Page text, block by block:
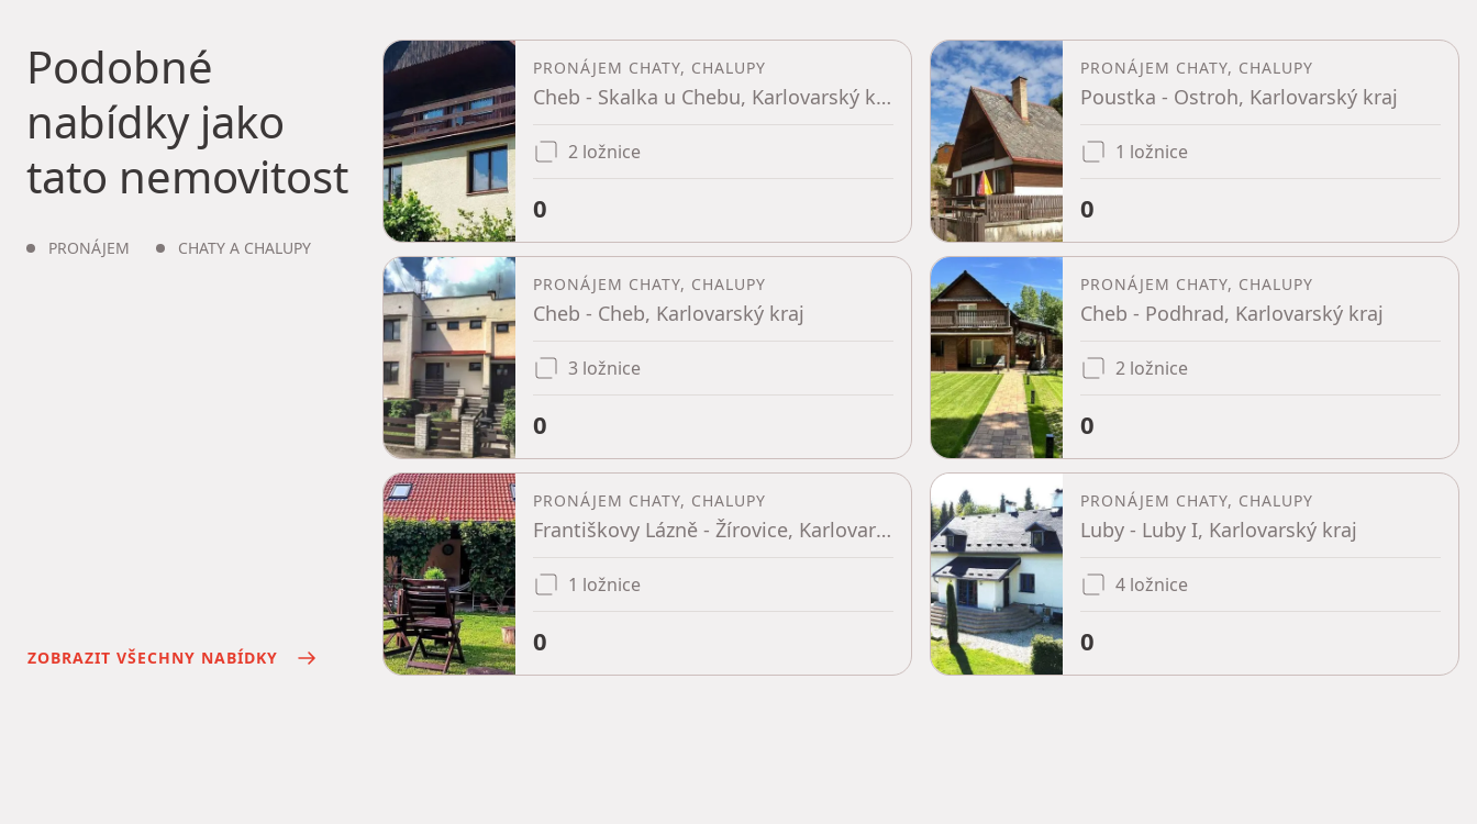
Podobné
nabídky jako
tato nemovitost
PRONÁJEM CHATY A CHALUPY
ZOBRAZIT VŠECHNY NABÍDKY
PRONÁJEM CHATY, CHALUPY
Cheb - Skalka u Chebu, Karlovarský kraj
2 ložnice
0
PRONÁJEM CHATY, CHALUPY
Poustka - Ostroh, Karlovarský kraj
1 ložnice
0
PRONÁJEM CHATY, CHALUPY
Cheb - Cheb, Karlovarský kraj
3 ložnice
0
PRONÁJEM CHATY, CHALUPY
Cheb - Podhrad, Karlovarský kraj
2 ložnice
0
PRONÁJEM CHATY, CHALUPY
Františkovy Lázně - Žírovice, Karlovarský kraj
1 ložnice
0
PRONÁJEM CHATY, CHALUPY
Luby - Luby I, Karlovarský kraj
4 ložnice
0